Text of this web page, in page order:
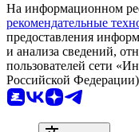
На информационном
рекомендательные
предоставления
и анализа сведений,
пользователей сети
Российской Федерации)